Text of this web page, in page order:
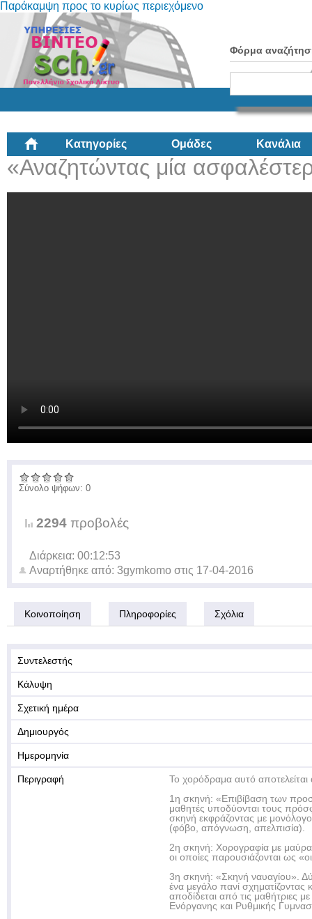
Παράκαμψη προς το κυρίως περιεχόμενο
Φόρμα
Κατηγορίες Ομάδες Κανάλια
«Αναζητώντας μία
Σύνολο ψήφων: 0
2294 προβολές
Διάρκεια: 00:12:53
Αναρτήθηκε από: 3gymkomo στις 17-04-2016
Κοινοποίηση Πληροφορίες Σχόλια
Συντελεστής
Κάλυψη
Σχετική ημέρα
Δημιουργός
Ημερομηνία
Περιγραφή
Το χορόδραμα αυτό
1η σκηνή: «Επιβίβαση των
μαθητές υποδύονται τους
σκηνή εκφράζοντας με
(φόβο, απόγνωση, απελπισία).
2η σκηνή: Χορογραφία με μαύρα
οι οποίες παρουσιάζονται ως
3η σκηνή: «Σκηνή ναυαγίου».
ένα μεγάλο πανί
αποδίδεται από τις μαθήτριες
Ενόργανης και Ρυθμικής